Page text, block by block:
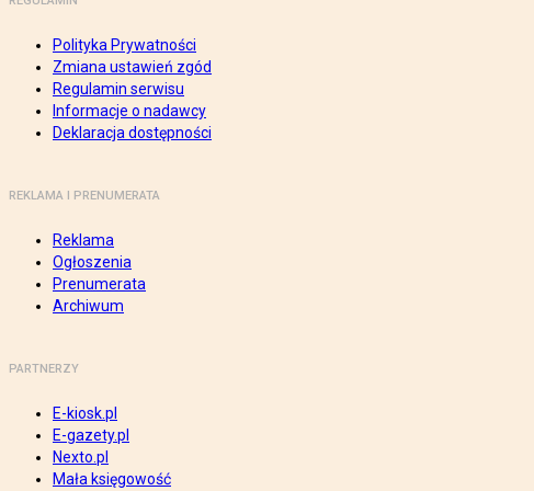
Polityka Prywatności
Zmiana ustawień zgód
Regulamin serwisu
Informacje o nadawcy
Deklaracja dostępności
REKLAMA I PRENUMERATA
Reklama
Ogłoszenia
Prenumerata
Archiwum
PARTNERZY
E-kiosk.pl
E-gazety.pl
Nexto.pl
Mała księgowość